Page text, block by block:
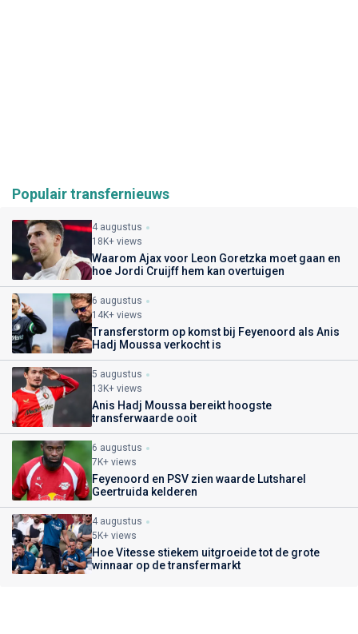
Populair transfernieuws
4 augustus
18K+ views
Waarom Ajax voor Leon Goretzka moet gaan en
hoe Jordi Cruijff hem kan overtuigen
6 augustus
14K+ views
Transferstorm op komst bij Feyenoord als Anis
Hadj Moussa verkocht is
5 augustus
13K+ views
Anis Hadj Moussa bereikt hoogste
transferwaarde ooit
6 augustus
7K+ views
Feyenoord en PSV zien waarde Lutsharel
Geertruida kelderen
4 augustus
5K+ views
Hoe Vitesse stiekem uitgroeide tot de grote
winnaar op de transfermarkt